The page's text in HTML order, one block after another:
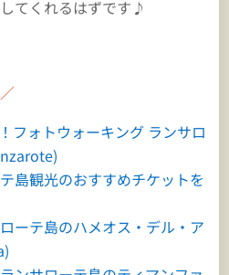
てくれるはずです♪
フォトウォーキング ランサロ
島観光のおすすめチケットを
ーテ島のハメオス・デル・ア